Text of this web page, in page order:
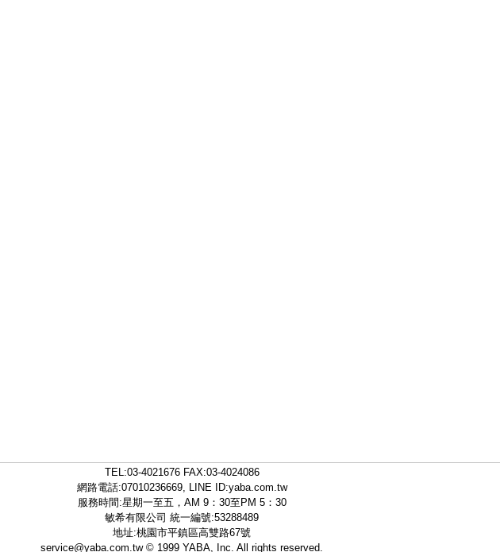
TEL:03-4021676FAX:03-4024086
網路電話:07010236669, LINE ID:yaba.com.tw
服務時間:星期一至五，AM 9：30至PM 5：30
敏希有限公司 統一編號:53288489
地址:桃園市平鎮區高雙路67號
service@yaba.com.tw© 1999 YABA, Inc. All rights reserved.